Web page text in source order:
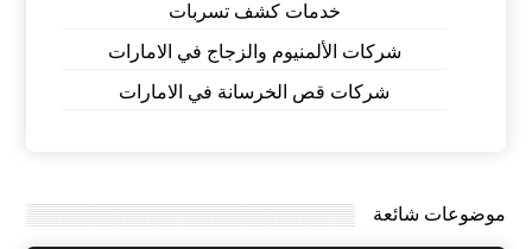
خدمات كشف تسربات
شركات الألمنيوم والزجاج في الامارات
شركات قص الخرسانة في الامارات
موضوعات شائعة